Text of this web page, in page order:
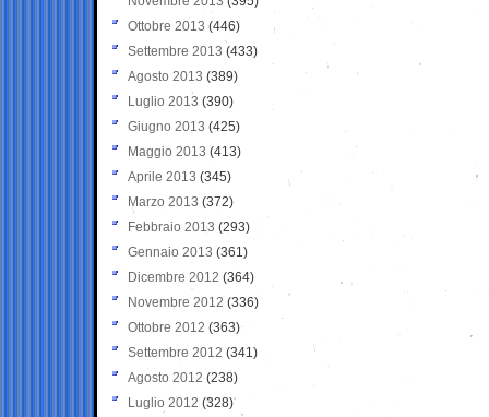
Ottobre 2013 (446)
Settembre 2013 (433)
Agosto 2013 (389)
Luglio 2013 (390)
Giugno 2013 (425)
Maggio 2013 (413)
Aprile 2013 (345)
Marzo 2013 (372)
Febbraio 2013 (293)
Gennaio 2013 (361)
Dicembre 2012 (364)
Novembre 2012 (336)
Ottobre 2012 (363)
Settembre 2012 (341)
Agosto 2012 (238)
Luglio 2012 (328)